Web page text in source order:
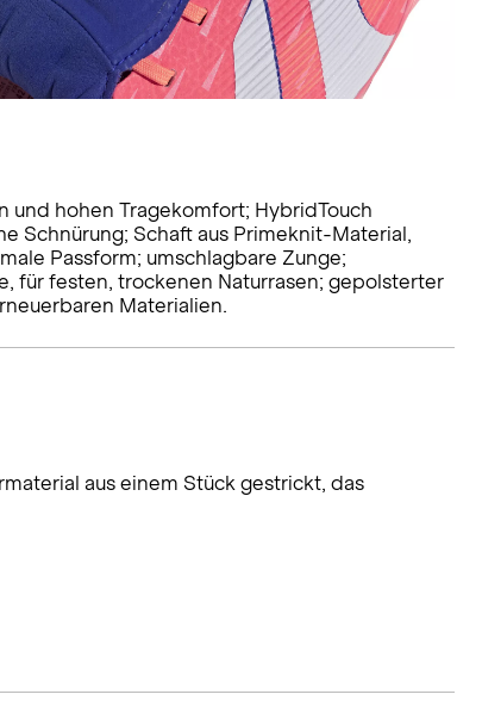
und hohen Tragekomfort; HybridTouch
Schnürung; Schaft aus Primeknit-Material,
Passform; umschlagbare Zunge;
für festen, trockenen Naturrasen; gepolsterter
Materialien.
aus einem Stück gestrickt, das